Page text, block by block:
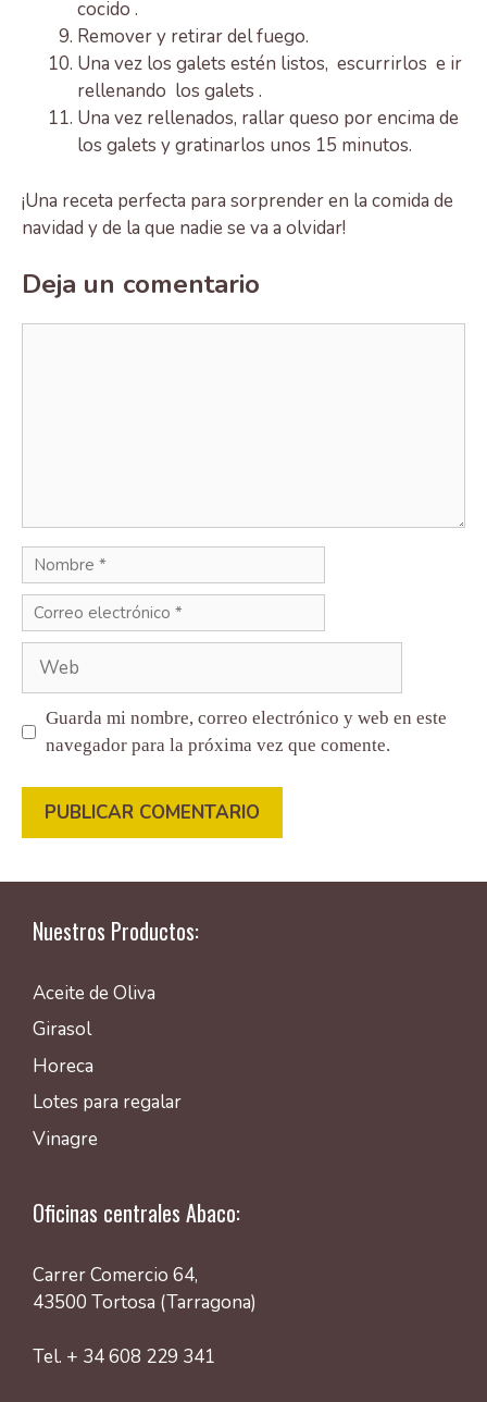
cocido .
Remover y retirar del fuego.
Una vez los galets estén listos, escurrirlos e ir
rellenando los galets .
Una vez rellenados, rallar queso por encima de
los galets y gratinarlos unos 15 minutos.
¡Una receta perfecta para sorprender en la comida de
navidad y de la que nadie se va a olvidar!
Deja un comentario
Nombre
Correo
electrónico
Web
Guarda mi nombre, correo electrónico y web en este
navegador para la próxima vez que comente.
Nuestros Productos:
Aceite de Oliva
Girasol
Horeca
Lotes para regalar
Vinagre
Oficinas centrales Abaco:
Carrer Comercio 64,
43500 Tortosa (Tarragona)
Tel. + 34 608 229 341